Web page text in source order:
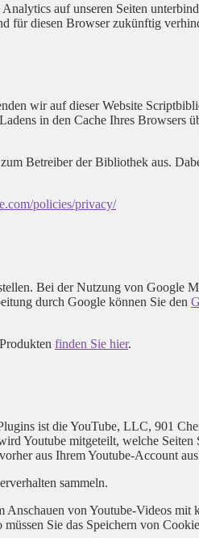
auf unseren Seiten
diesen Browser zukünftig
wir auf dieser Website
in den Cache Ihres Browsers
Betreiber der Bibliothek aus.
policies/privacy/
Bei der Nutzung von Google
durch Google können Sie den
finden Sie hier.
ist die YouTube, LLC, 901
Youtube mitgeteilt, welche
aus Ihrem Youtube-Account
sammeln.
von Youtube-Videos mit
Sie das Speichern von